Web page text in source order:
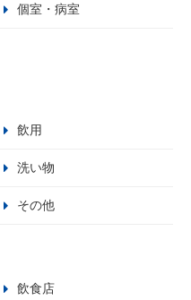
個室・病室
飲用
洗い物
その他
飲食店